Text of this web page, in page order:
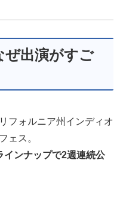
ぜ出演がすご
フォルニア州インディオ
ェス。
インナップで2週連続公